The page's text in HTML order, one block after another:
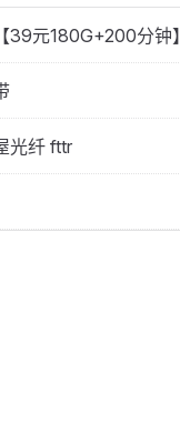
39元180G+200分钟】
光纤 fttr